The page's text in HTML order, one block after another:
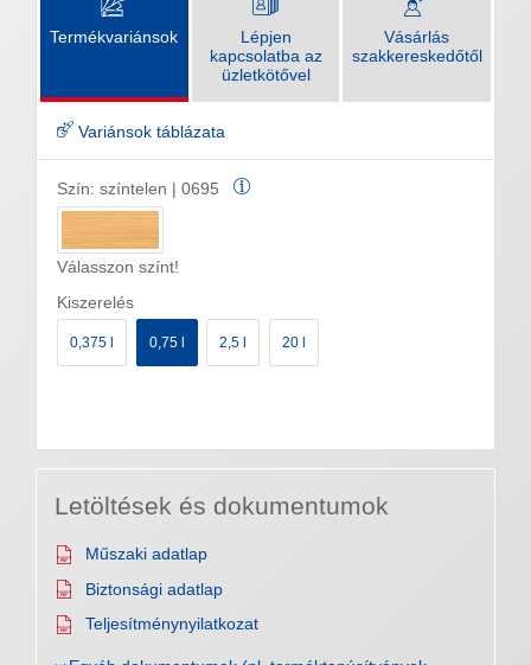
Termékvariánsok
Lépjen
kapcsolatba az
üzletkötővel
Vásárlás
szakkereskedőtől
Variánsok táblázata
Szín: színtelen | 0695
Válasszon színt!
Kiszerelés
0,375 l 0,75 l 2,5 l 20 l
Letöltések és dokumentumok
Műszaki adatlap
Biztonsági adatlap
Teljesítménynyilatkozat